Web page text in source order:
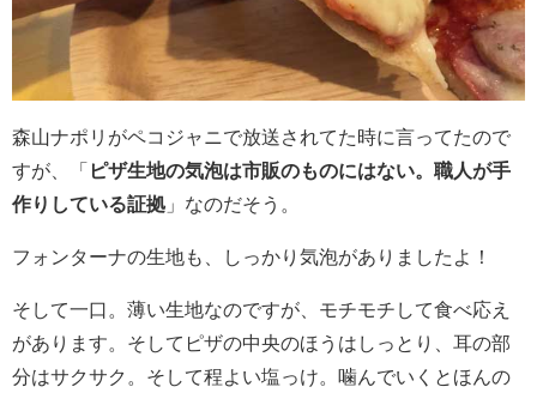
森山ナポリがペコジャニで放送されてた時に言ってたので
すが、「 ピザ生地の気泡は市販のものにはない。職人が手
作りしている証拠 」なのだそう。
フォンターナの生地も、しっかり気泡がありましたよ！
そして一口。薄い生地なのですが、モチモチして食べ応え
があります。そしてピザの中央のほうはしっとり、耳の部
分はサクサク。そして程よい塩っけ。噛んでいくとほんの